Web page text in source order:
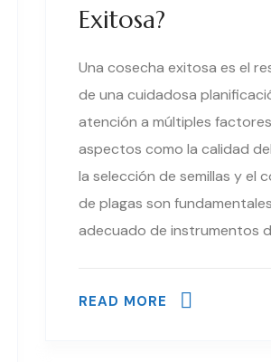
Exitosa?
Una cosecha exitosa es el
de una cuidadosa
atención a múltiples
aspectos como la calidad
la selección de semillas y el
de plagas son
adecuado de instrumentos
READ MORE